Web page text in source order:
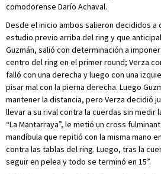
comodorense Darío Achaval.
Desde el inicio ambos salieron decididos a
estudio previo arriba del ring y que
Guzmán, salió con determinación a
centro del ring en el primer round; Verza
falló con una derecha y luego con una
pisar mal con la pierna derecha. Luego
mantener la distancia, pero Verza decidió
llevar a su rival contra la cuerdas sin medir
“La Mantarraya”, le metió un cross
mandíbula que repitió con la misma mano
contra las tablas del ring. Luego, tras la
seguir en pelea y todo se terminó en 15”.